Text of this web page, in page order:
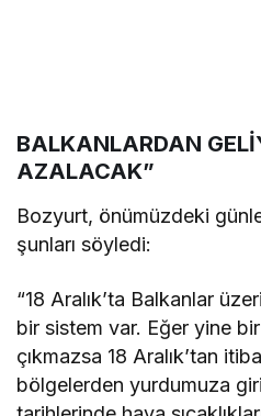
BALKANLARDAN
AZALACAK”
Bozyurt, önümüzdeki
şunları söyledi:
“18 Aralık’ta Balkanlar
bir sistem var. Eğer yine
çıkmazsa 18 Aralık’tan
bölgelerden yurdumuza